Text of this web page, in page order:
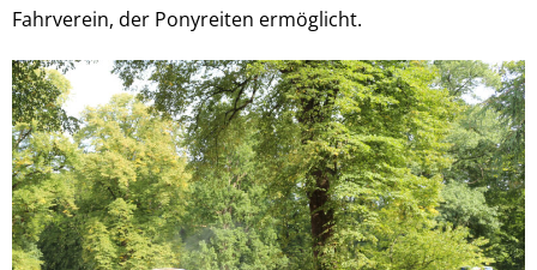
Fahrverein, der Ponyreiten ermöglicht.